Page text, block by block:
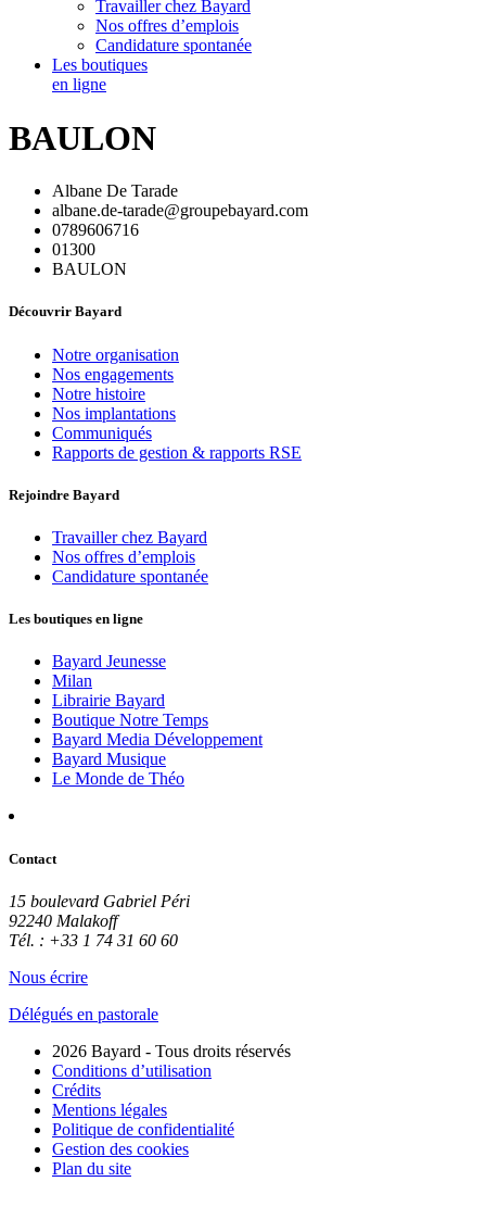
Travailler chez Bayard
Nos offres d’emplois
Candidature spontanée
Les boutiques
en ligne
BAULON
Albane De Tarade
albane.de-tarade@groupebayard.com
0789606716
01300
BAULON
Découvrir Bayard
Notre organisation
Nos engagements
Notre histoire
Nos implantations
Communiqués
Rapports de gestion & rapports RSE
Rejoindre Bayard
Travailler chez Bayard
Nos offres d’emplois
Candidature spontanée
Les boutiques en ligne
Bayard Jeunesse
Milan
Librairie Bayard
Boutique Notre Temps
Bayard Media Développement
Bayard Musique
Le Monde de Théo
Contact
15 boulevard Gabriel Péri
92240 Malakoff
Tél. : +33 1 74 31 60 60
Nous écrire
Délégués en pastorale
2026 Bayard - Tous droits réservés
Conditions d’utilisation
Crédits
Mentions légales
Politique de confidentialité
Gestion des cookies
Plan du site